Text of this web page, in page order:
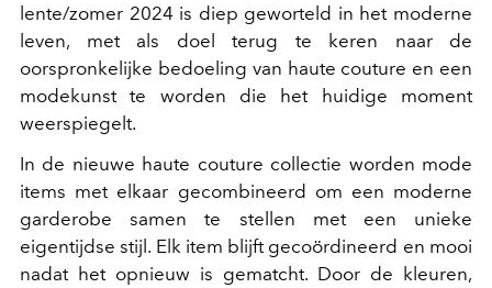
lente/zomer 2024 is diep geworteld in het moderne
leven, met als doel terug te keren naar de
oorspronkelijke bedoeling van haute couture en een
modekunst te worden die het huidige moment
weerspiegelt.
In de nieuwe haute couture collectie worden mode
items met elkaar gecombineerd om een moderne
garderobe samen te stellen met een unieke
eigentijdse stijl. Elk item blijft gecoördineerd en mooi
nadat het opnieuw is gematcht. Door de kleuren,